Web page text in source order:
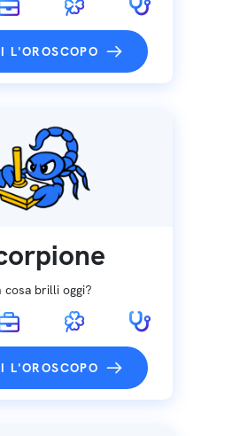
L'OROSCOPO
cosa brilli oggi?
L'OROSCOPO